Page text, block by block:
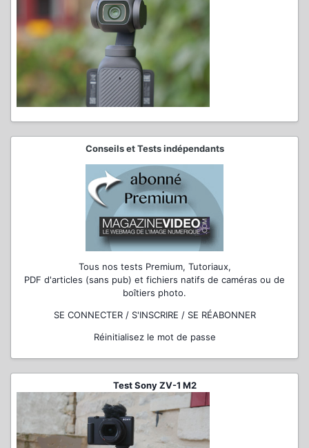
Conseils et Tests indépendants
Tous nos tests Premium, Tutoriaux,
PDF d'articles (sans pub) et fichiers natifs de caméras ou de
boîtiers photo.
SE CONNECTER / S'INSCRIRE / SE RÉABONNER
Réinitialisez le mot de passe
Test Sony ZV-1 M2